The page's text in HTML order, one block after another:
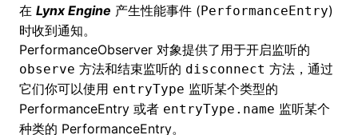
在 Lynx Engine 产生性能事件 (PerformanceEntry)
时收到通知。
PerformanceObserver 对象提供了用于开启监听的
observe 方法和结束监听的 disconnect 方法，通过
它们你可以使用 entryType 监听某个类型的
PerformanceEntry 或者 entryType.name 监听某个
种类的 PerformanceEntry。